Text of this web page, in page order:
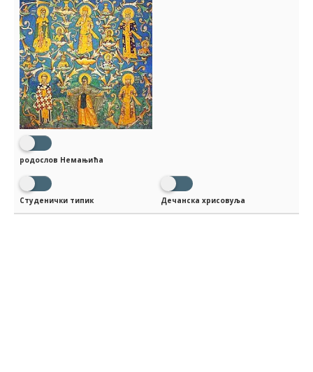
родослов Немањића
Студенички типик Дечанска хрисовуља